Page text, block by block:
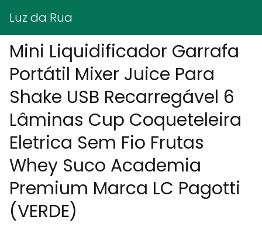
Luz da Rua
Mini Liquidificador Garrafa
Portátil Mixer Juice Para
Shake USB Recarregável 6
Lâminas Cup Coqueteleira
Eletrica Sem Fio Frutas
Whey Suco Academia
Premium Marca LC Pagotti
(VERDE)